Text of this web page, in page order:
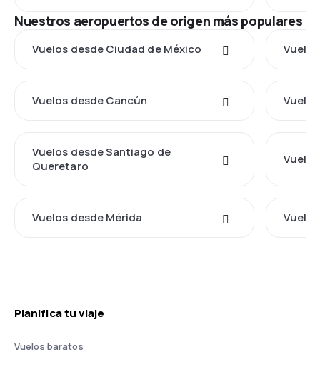
Nuestros aeropuertos de origen más populares
Vuelos desde Ciudad de México
Vuelos desde Cancún
Vuelos desde Santiago de
Queretaro
Vuelos desde Mérida
Planifica tu viaje
Vuelos baratos